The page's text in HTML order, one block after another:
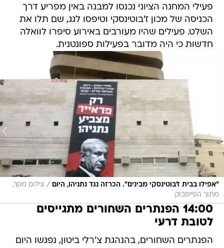
פעילי המחנה הציוני נכנסו למבנה באין מפריע דרך
הכניסה של מכון ז'בוטינסקי וטיפסו לגג, שם תלו את
השלט. פעילים שהיו מעורבים באירוע סיפרו לוואלה
חדשות כי היה מדובר בפעילות ספונטנית.
"אפילו בבית ז'בוטינסקי מבינים". הכרזה נגד נתניהו, היום / צילום מסך,
מתוך הפייסבוק
14:00 הפנתרים השחורים מתגייסים
לטובת דרעי
הפנתרים השחורים, בהנהגת צ'רלי ביטון, נפגשו היום